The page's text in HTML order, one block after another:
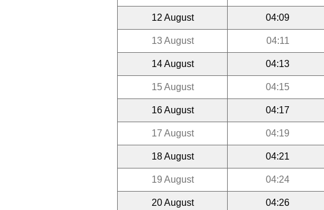
12 August 04:09
13 August 04:11
14 August 04:13
15 August 04:15
16 August 04:17
17 August 04:19
18 August 04:21
19 August 04:24
20 August 04:26